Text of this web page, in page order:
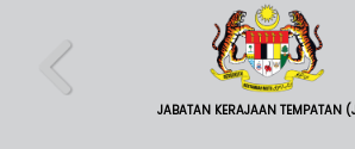
JABATAN KERAJAAN TEMPATAN